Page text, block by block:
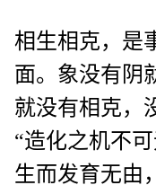
相生相克，是
面。象没有阴
就没有相克，
“造化之机不
生而发育无由